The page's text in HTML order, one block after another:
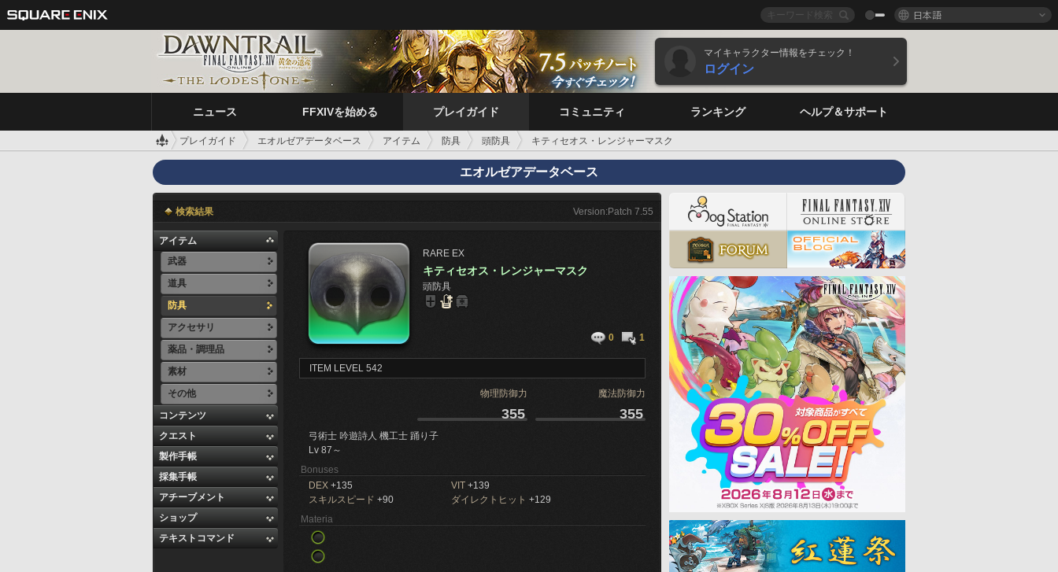
日本語
マイキャラクター情報をチェック！
ログイン
ニュース FFXIVを始める プレイガイド コミュニティ ランキング ヘルプ＆サポート
プレイガイド エオルゼアデータベース アイテム 防具 頭防具 キティセオス・レンジャーマスク
エオルゼアデータベース
検索結果 Version:Patch 7.55
アイテム
武器
道具
防具
アクセサリ
薬品・調理品
素材
その他
コンテンツ
クエスト
製作手帳
採集手帳
アチーブメント
ショップ
テキストコマンド
RARE EX
キティセオス・レンジャーマスク
頭防具
0 1
ITEM LEVEL 542
物理防御力 魔法防御力
355 355
弓術士 吟遊詩人 機工士 踊り子
Lv 87～
Bonuses
DEX +135 VIT +139
スキルスピード +90 ダイレクトヒット +129
Materia